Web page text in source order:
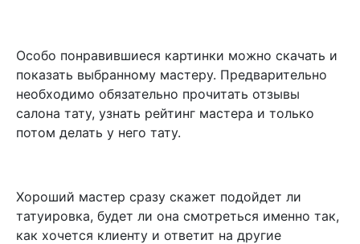
Особо понравившиеся картинки можно скачать и
показать выбранному мастеру. Предварительно
необходимо обязательно прочитать отзывы
салона тату, узнать рейтинг мастера и только
потом делать у него тату.
Хороший мастер сразу скажет подойдет ли
татуировка, будет ли она смотреться именно так,
как хочется клиенту и ответит на другие